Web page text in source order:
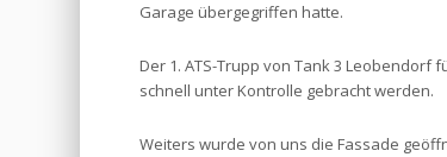
Garage übergegriffen hatte.
Der 1. ATS-Trupp von Tank 3
schnell unter Kontrolle gebracht werden.
Weiters wurde von uns die Fassade